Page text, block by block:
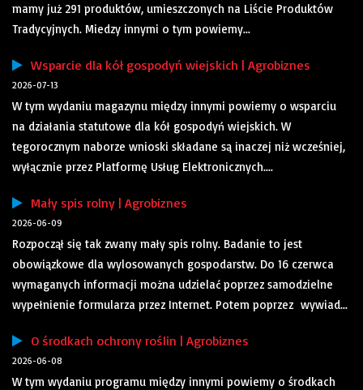
mamy już 291 produktów, umieszczonych na Liście Produktów
Tradycyjnych. Miedzy innymi o tym powiemy...
Wsparcie dla kół gospodyń wiejskich | Agrobiznes
2026-07-13
W tym wydaniu magazynu między innymi powiemy o wsparciu
na działania statutowe dla kół gospodyń wiejskich. W
tegorocznym naborze wnioski składane są inaczej niż wcześniej,
wyłącznie przez Platformę Usług Elektronicznych....
Mały spis rolny | Agrobiznes
2026-06-09
Rozpoczął się tak zwany mały spis rolny. Badanie to jest
obowiązkowe dla wylosowanych gospodarstw. Do 16 czerwca
wymaganych informacji można udzielać poprzez samodzielne
wypełnienie formularza przez Internet. Potem poprzez wywiad...
O środkach ochrony roślin | Agrobiznes
2026-06-08
W tym wydaniu programu między innymi powiemy o środkach